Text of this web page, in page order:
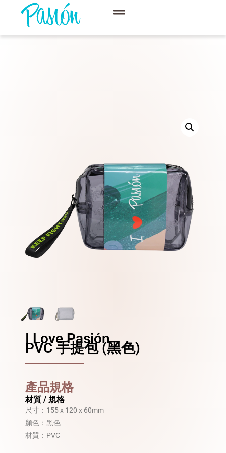
I Love Pasión
PVC 手提包 (黑色)
產品規格
材質 / 規格
尺寸：155 x 120 x 60mm
顏色：黑色
材質：PVC